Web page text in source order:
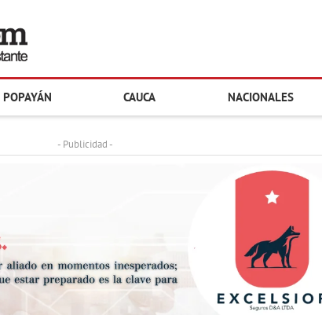
POPAYÁN CAUCA NACIONALES
- Publicidad -